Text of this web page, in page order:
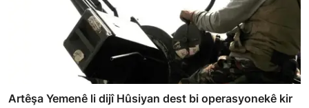
Artêşa Yemenê li dijî Hûsiyan dest bi operasyonekê kir